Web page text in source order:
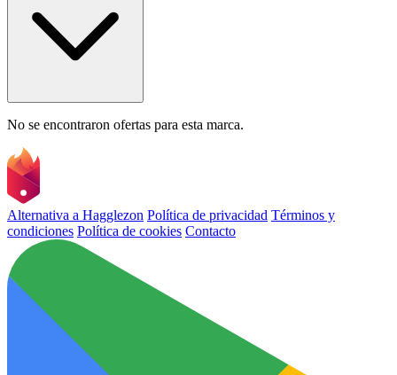
No se encontraron ofertas para esta marca.
Alternativa a Hagglezon Política de privacidad Términos y
condiciones Política de cookies Contacto